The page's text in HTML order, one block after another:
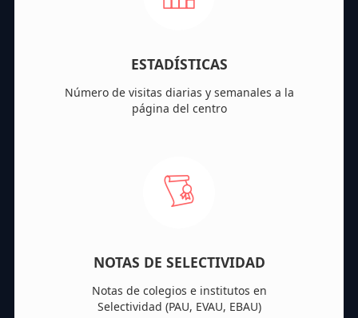
ESTADÍSTICAS
Número de visitas diarias y semanales a la
página del centro
NOTAS DE SELECTIVIDAD
Notas de colegios e institutos en
Selectividad (PAU, EVAU, EBAU)